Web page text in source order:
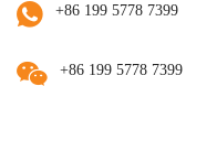
+86 199 5778 7399
+86 199 5778 7399